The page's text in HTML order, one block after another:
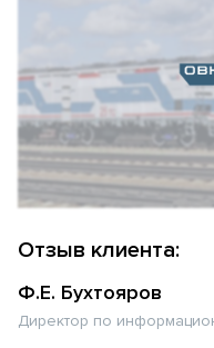
Отзыв клиента:
Ф.Е. Бухтояров
Директор по